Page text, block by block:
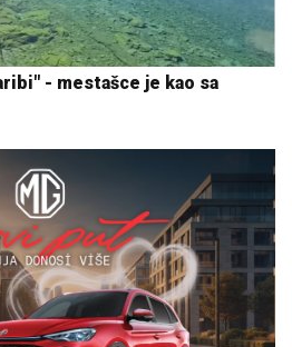
- mestašce je kao sa